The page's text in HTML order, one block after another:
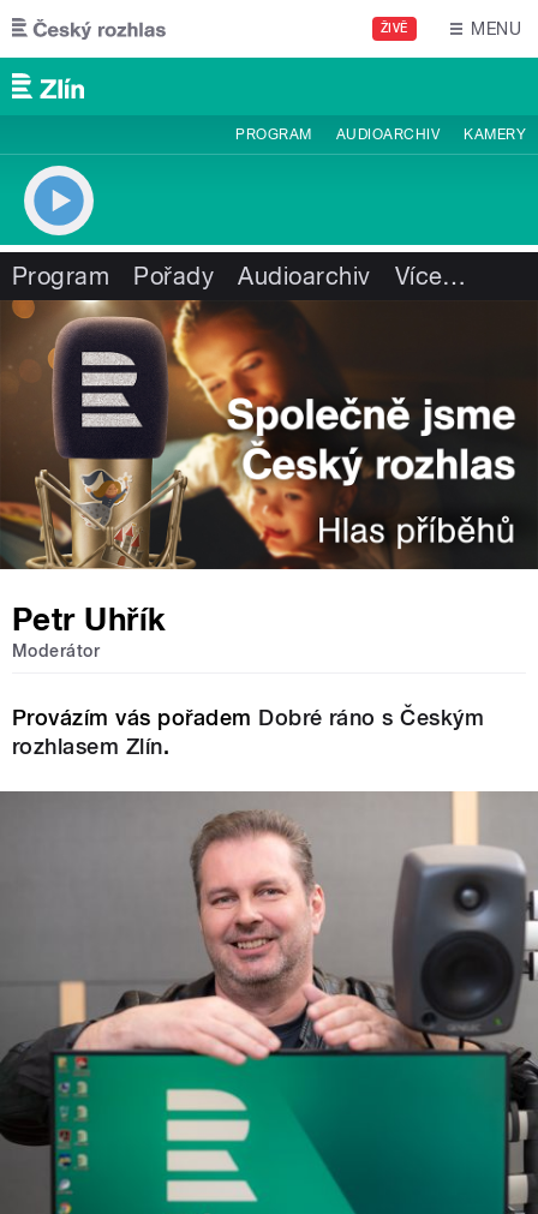
Přejít k hlavnímu obsahu
ŽIVĚ MENU
PROGRAM AUDIOARCHIV KAMERY
Program Pořady Audioarchiv Více…
Petr Uhřík
Moderátor
Provázím vás pořadem Dobré ráno s Českým
rozhlasem Zlín.